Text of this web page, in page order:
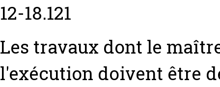
12-18.121
Les travaux dont le
l'exécution doivent être